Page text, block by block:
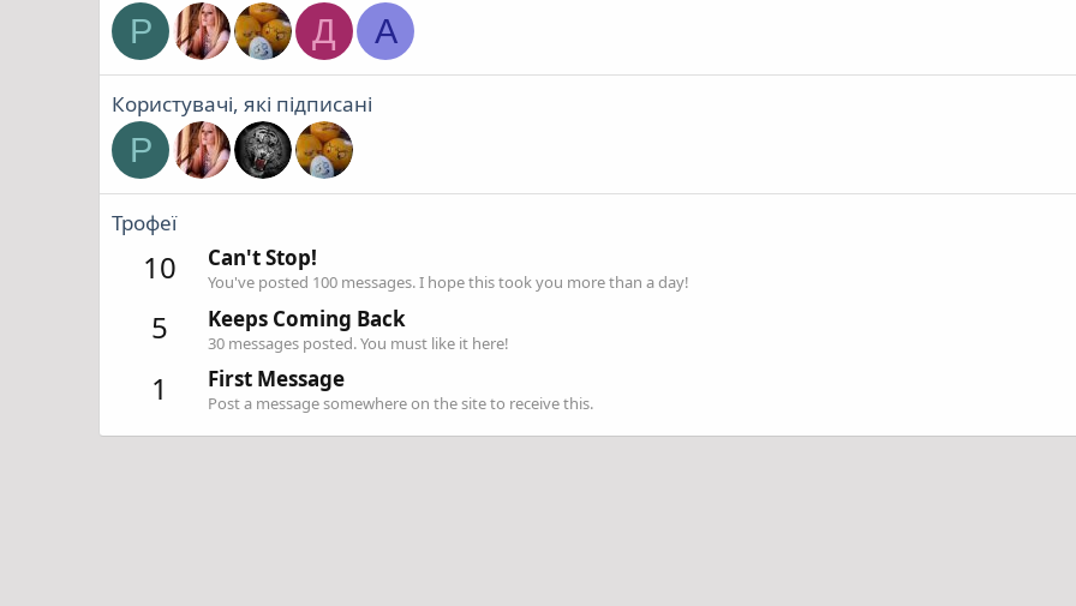
P Д A
Користувачі, які підписані
P
Трофеї
10 Can't Stop!
You've posted 100 messages. I hope this took you more than a day!
5 Keeps Coming Back
30 messages posted. You must like it here!
1 First Message
Post a message somewhere on the site to receive this.